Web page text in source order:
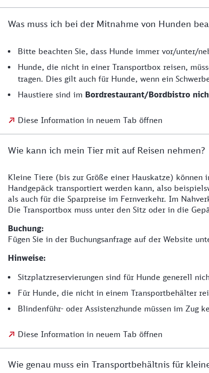
Was muss ich bei der Mitnahme von Hunden
Bitte beachten Sie, dass Hunde immer vor/unter/
Hunde, die nicht in einer Transportbox reisen,
tragen. Dies gilt auch für Hunde, wenn ein
Haustiere sind im Bordrestaurant/Bordbistro
Diese Information in neuem Tab öffnen
Wie kann ich mein Tier mit auf Reisen nehmen?
Kleine Tiere (bis zur Größe einer Hauskatze) können
Handgepäck transportiert werden kann, also
als auch für die Sparpreise im Fernverkehr. Im
Die Transportbox muss unter den Sitz oder in die
Buchung:
Fügen Sie in der Buchungsanfrage auf der Website
Hinweise:
Sitzplatzreservierungen sind für Hunde generell
Für Hunde, die nicht in einem Transportbehälter
Blindenführ- oder Assistenzhunde müssen im Zug
Diese Information in neuem Tab öffnen
Wie genau muss ein Transportbehältnis für